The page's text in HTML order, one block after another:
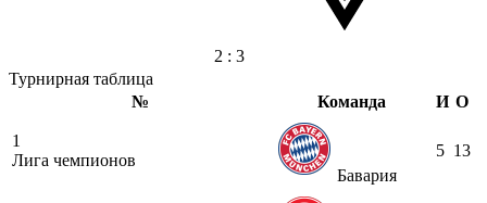
2 : 3
Турнирная таблица
№
Команда И О
1
Лига чемпионов
Бавария
5 13